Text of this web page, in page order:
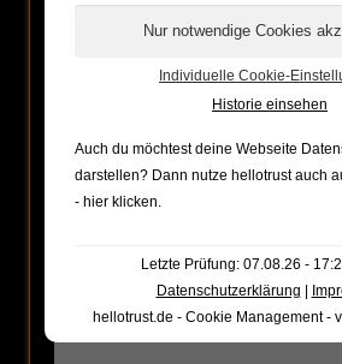
Individuelle Cookie-
Historie einsehen
Auch du möchtest deine Webseite
darstellen? Dann nutze hellotrust auch
- hier klicken
Letzte Prüfung: 07.08.26 -
Datenschutzerklärung |
hellotrust.de - Cookie Management -